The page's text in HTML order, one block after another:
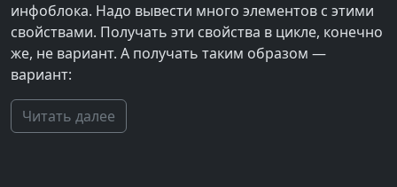
инфоблока. Надо вывести много элементов с этими
свойствами. Получать эти свойства в цикле, конечно
же, не вариант. А получать таким образом —
вариант:
Читать далее